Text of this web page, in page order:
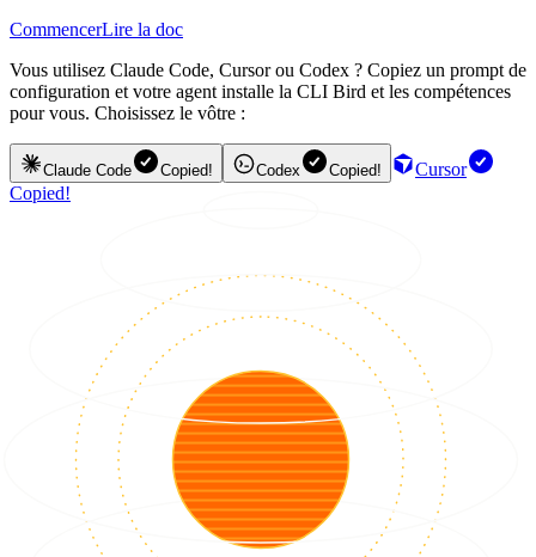
CommencerLire la doc
Vous utilisez Claude Code, Cursor ou Codex ? Copiez un prompt de
configuration et votre agent installe la CLI Bird et les compétences
pour vous. Choisissez le vôtre :
Claude Code Copied! Codex Copied!
Cursor
Copied!